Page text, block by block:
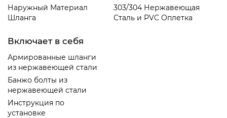
Наружный Материал
Шланга
303/304 Нержавеющая
Сталь и PVC Oплетка
Включает в себя
Армированные шланги
из нержавеющей стали
Банжо болты из
нержавеющей стали
Инструкция по
установке